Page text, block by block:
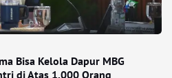
Bisa Kelola Dapur MBG
di Atas 1.000 Orang